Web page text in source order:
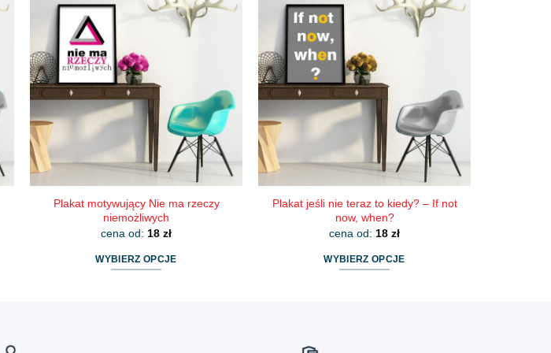
wiele
wariantów.
można
wybrać
stronie
produktu
wiele
wariantów.
można
wybrać
stronie
produktu
Plakat motywujący Nie ma rzeczy
niemożliwych
cena od: 18 zł
WYBIERZ OPCJE
Plakat jeśli nie teraz to kiedy? – If not
now, when?
cena od: 18 zł
WYBIERZ OPCJE